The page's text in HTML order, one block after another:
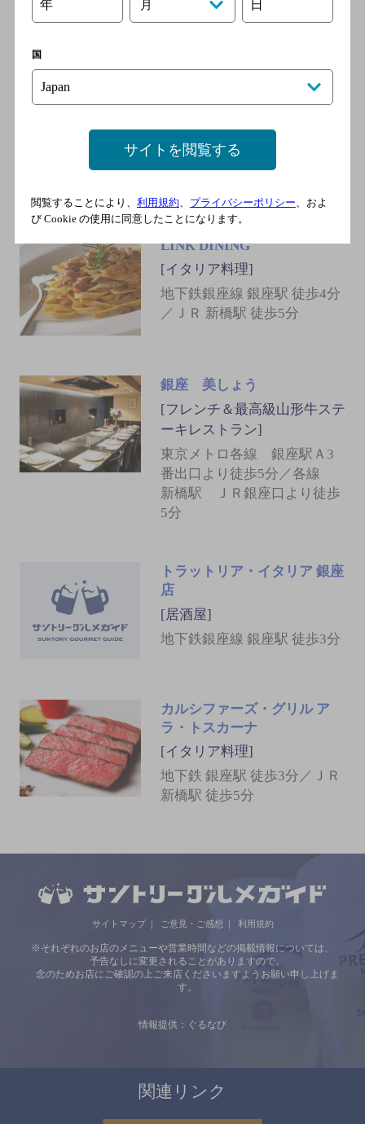
和牛と薬膳スープ HESTIA
[ステーキ]
地下鉄日比谷線 銀座駅 徒歩5
分／地下鉄銀座線 銀座駅 徒
歩5分／地下鉄丸ノ内線 銀座
駅 徒歩5分／地下鉄日比谷線
東銀座駅 徒歩5分／都営浅草
LINK DINING
[イタリア料理]
地下鉄銀座線 銀座駅 徒歩4分
／ＪＲ 新橋駅 徒歩5分
銀座 美しょう
[フレンチ＆最高級山形牛ステ
ーキレストラン]
東京メトロ各線 銀座駅Ａ3
番出口より徒歩5分／各線
新橋駅 ＪＲ銀座口より徒歩
5分
トラットリア・イタリア 銀座
店
[居酒屋]
地下鉄銀座線 銀座駅 徒歩3分
カルシファーズ・グリル ア
ラ・トスカーナ
[イタリア料理]
地下鉄 銀座駅 徒歩3分／ＪＲ
新橋駅 徒歩5分
サイトマップ ご意見・ご感想 利用規約
※それぞれのお店のメニューや営業時間などの掲載情報については、
予告なしに変更されることがありますので、
念のためお店にご確認の上ご来店くださいますようお願い申し上げま
す。
情報提供：ぐるなび
関連リンク
年 月 日
国
サイトを閲覧する
閲覧することにより、 利用規約 プライバシーポリシー 、およ
び Cookie の使用に同意したことになります。